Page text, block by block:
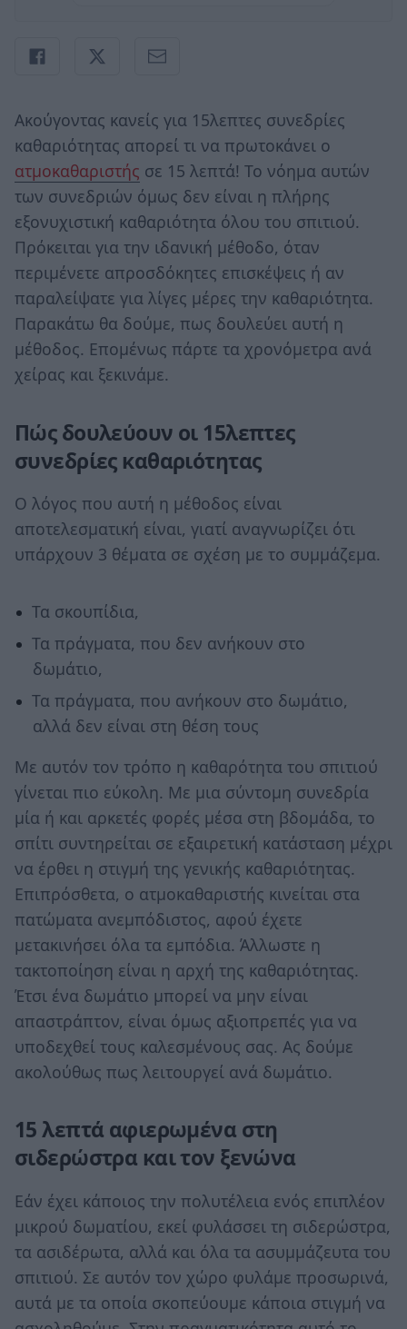
Ακούγοντας κανείς για 15λεπτες συνεδρίες
καθαριότητας απορεί τι να πρωτοκάνει ο
ατμοκαθαριστής σε 15 λεπτά! Το νόημα αυτών
των συνεδριών όμως δεν είναι η πλήρης
εξονυχιστική καθαριότητα όλου του σπιτιού.
Πρόκειται για την ιδανική μέθοδο, όταν
περιμένετε απροσδόκητες επισκέψεις ή αν
παραλείψατε για λίγες μέρες την καθαριότητα.
Παρακάτω θα δούμε, πως δουλεύει αυτή η
μέθοδος. Επομένως πάρτε τα χρονόμετρα ανά
χείρας και ξεκινάμε.
Πώς δουλεύουν οι 15λεπτες
συνεδρίες καθαριότητας
Ο λόγος που αυτή η μέθοδος είναι
αποτελεσματική είναι, γιατί αναγνωρίζει ότι
υπάρχουν 3 θέματα σε σχέση με το συμμάζεμα.
Τα σκουπίδια,
Τα πράγματα, που δεν ανήκουν στο
δωμάτιο,
Τα πράγματα, που ανήκουν στο δωμάτιο,
αλλά δεν είναι στη θέση τους
Με αυτόν τον τρόπο η καθαρότητα του σπιτιού
γίνεται πιο εύκολη. Με μια σύντομη συνεδρία
μία ή και αρκετές φορές μέσα στη βδομάδα, το
σπίτι συντηρείται σε εξαιρετική κατάσταση μέχρι
να έρθει η στιγμή της γενικής καθαριότητας.
Επιπρόσθετα, ο ατμοκαθαριστής κινείται στα
πατώματα ανεμπόδιστος, αφού έχετε
μετακινήσει όλα τα εμπόδια. Άλλωστε η
τακτοποίηση είναι η αρχή της καθαριότητας.
Έτσι ένα δωμάτιο μπορεί να μην είναι
απαστράπτον, είναι όμως αξιοπρεπές για να
υποδεχθεί τους καλεσμένους σας. Ας δούμε
ακολούθως πως λειτουργεί ανά δωμάτιο.
15 λεπτά αφιερωμένα στη
σιδερώστρα και τον ξενώνα
Εάν έχει κάποιος την πολυτέλεια ενός επιπλέον
μικρού δωματίου, εκεί φυλάσσει τη σιδερώστρα,
τα ασιδέρωτα, αλλά και όλα τα ασυμμάζευτα του
σπιτιού. Σε αυτόν τον χώρο φυλάμε προσωρινά,
αυτά με τα οποία σκοπεύουμε κάποια στιγμή να